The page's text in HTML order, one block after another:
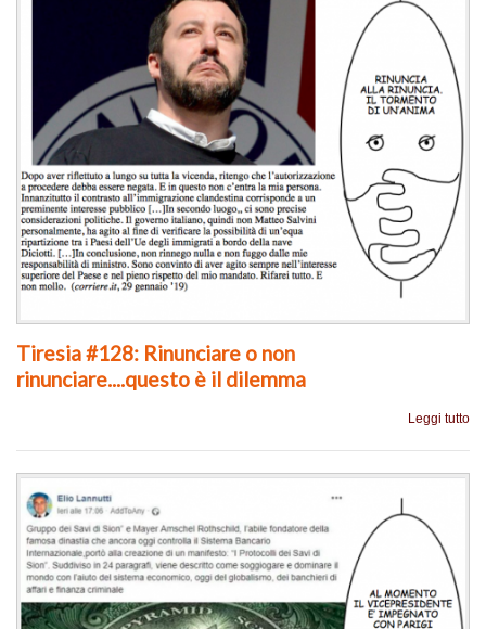
Tiresia #128: Rinunciare o non
rinunciare....questo è il dilemma
Leggi tutto